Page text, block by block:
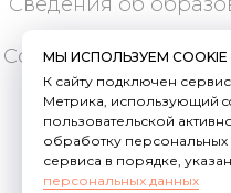
МЫ ИСПОЛЬЗУЕМ COOKIE
К сайту подключен
Метрика, использующий
пользовательской
обработку
сервиса в порядке,
персональных данных